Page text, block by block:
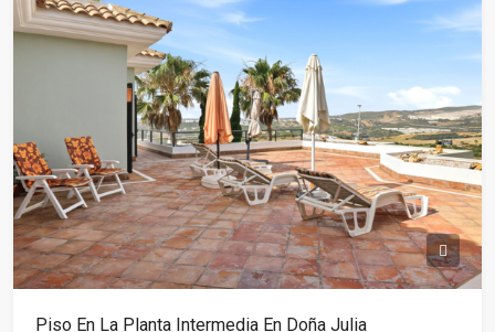
Piso En La Planta Intermedia En Doña Julia